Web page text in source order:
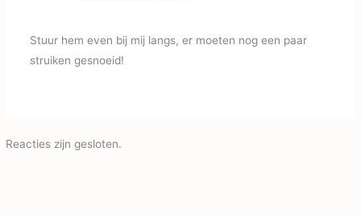
Stuur hem even bij mij langs, er moeten nog een paar
struiken gesnoeid!
Reacties zijn gesloten.